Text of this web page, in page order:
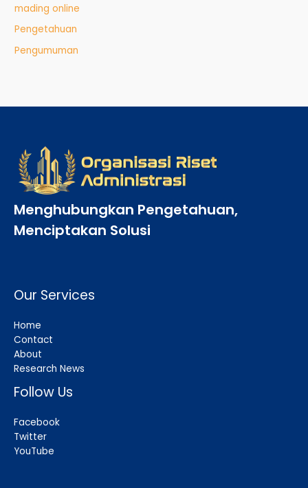
mading online
Pengetahuan
Pengumuman
Menghubungkan Pengetahuan,
Menciptakan Solusi
Our Services
Home
Contact
About
Research News
Follow Us
Facebook
Twitter
YouTube